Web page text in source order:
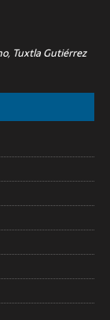
Tuxtla Gutiérrez